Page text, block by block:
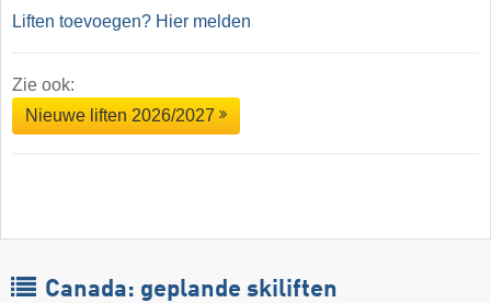
Liften toevoegen? Hier melden
Zie ook:
Nieuwe liften 2026/2027
Canada: geplande skiliften